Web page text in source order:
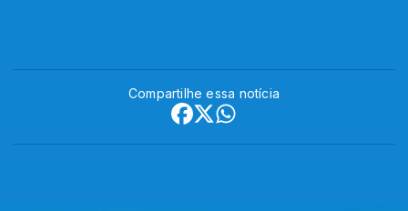
Compartilhe essa notícia